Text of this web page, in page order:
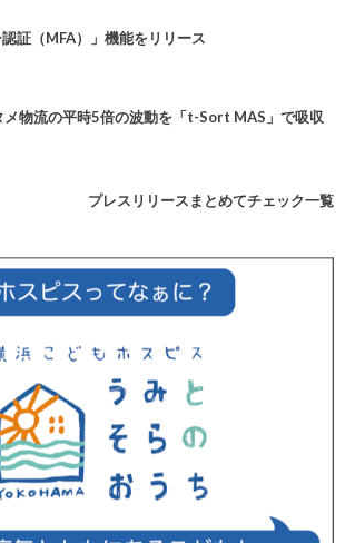
証（MFA）」機能をリリース
物流の平時5倍の波動を「t-Sort MAS」で吸収
プレスリリースまとめてチェック一覧